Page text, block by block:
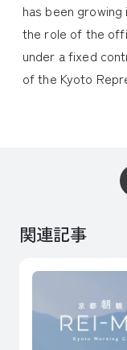
has been
the role of the
under a fixed
of the Kyoto
関連記事